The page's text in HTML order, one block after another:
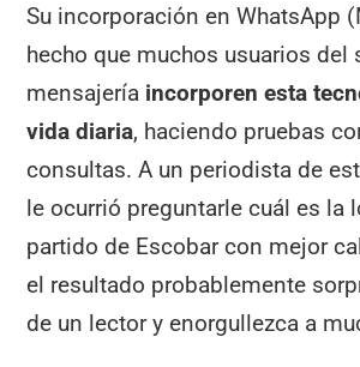
Su incorporación en WhatsApp
hecho que muchos usuarios del
mensajería incorporen esta
vida diaria, haciendo pruebas
consultas. A un periodista de
le ocurrió preguntarle cuál es la
partido de Escobar con mejor
el resultado probablemente
de un lector y enorgullezca a